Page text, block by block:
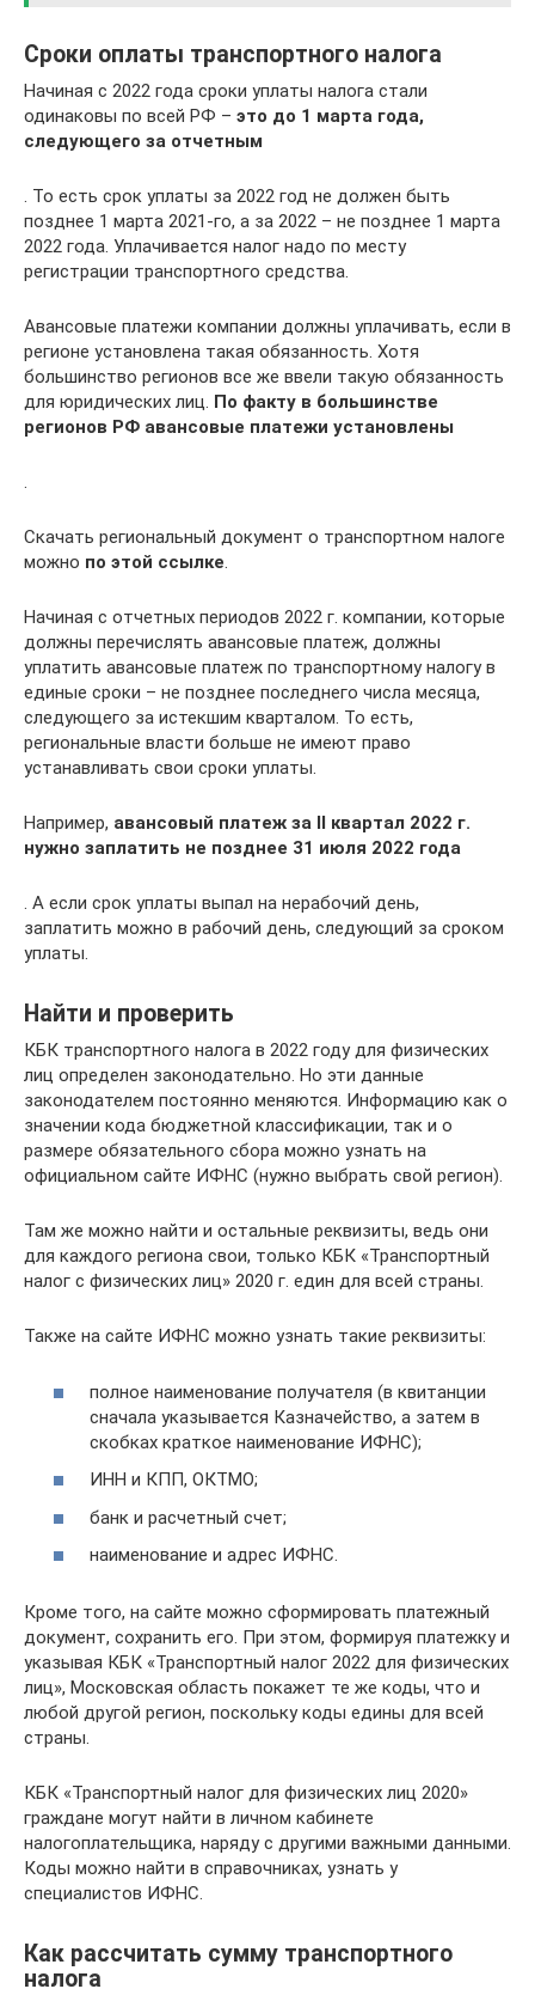
Сроки оплаты транспортного налога
Начиная с 2022 года сроки уплаты налога стали
одинаковы по всей РФ – это до 1 марта года,
следующего за отчетным
. То есть срок уплаты за 2022 год не должен быть
позднее 1 марта 2021-го, а за 2022 – не позднее 1 марта
2022 года. Уплачивается налог надо по месту
регистрации транспортного средства.
Авансовые платежи компании должны уплачивать, если в
регионе установлена такая обязанность. Хотя
большинство регионов все же ввели такую обязанность
для юридических лиц. По факту в большинстве
регионов РФ авансовые платежи установлены
.
Скачать региональный документ о транспортном налоге
можно по этой ссылке.
Начиная с отчетных периодов 2022 г. компании, которые
должны перечислять авансовые платеж, должны
уплатить авансовые платеж по транспортному налогу в
единые сроки – не позднее последнего числа месяца,
следующего за истекшим кварталом. То есть,
региональные власти больше не имеют право
устанавливать свои сроки уплаты.
Например, авансовый платеж за II квартал 2022 г.
нужно заплатить не позднее 31 июля 2022 года
. А если срок уплаты выпал на нерабочий день,
заплатить можно в рабочий день, следующий за сроком
уплаты.
Найти и проверить
КБК транспортного налога в 2022 году для физических
лиц определен законодательно. Но эти данные
законодателем постоянно меняются. Информацию как о
значении кода бюджетной классификации, так и о
размере обязательного сбора можно узнать на
официальном сайте ИФНС (нужно выбрать свой регион).
Там же можно найти и остальные реквизиты, ведь они
для каждого региона свои, только КБК «Транспортный
налог с физических лиц» 2020 г. един для всей страны.
Также на сайте ИФНС можно узнать такие реквизиты:
полное наименование получателя (в квитанции
сначала указывается Казначейство, а затем в
скобках краткое наименование ИФНС);
ИНН и КПП, ОКТМО;
банк и расчетный счет;
наименование и адрес ИФНС.
Кроме того, на сайте можно сформировать платежный
документ, сохранить его. При этом, формируя платежку и
указывая КБК «Транспортный налог 2022 для физических
лиц», Московская область покажет те же коды, что и
любой другой регион, поскольку коды едины для всей
страны.
КБК «Транспортный налог для физических лиц 2020»
граждане могут найти в личном кабинете
налогоплательщика, наряду с другими важными данными.
Коды можно найти в справочниках, узнать у
специалистов ИФНС.
Как рассчитать сумму транспортного
налога